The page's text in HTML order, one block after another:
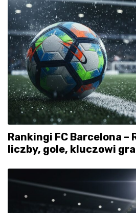
Rankingi FC Barcelona –
liczby, gole, kluczowi